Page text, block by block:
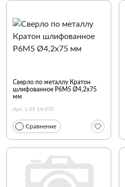
Сверло по металлу Кратон
шлифованное Р6М5 Ø4,2х75
мм
Арт. 1 05 14 070
Сравнение